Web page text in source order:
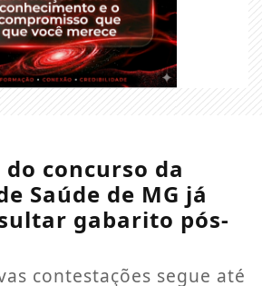
concurso da
Saúde de MG já
gabarito pós-
contestações segue até